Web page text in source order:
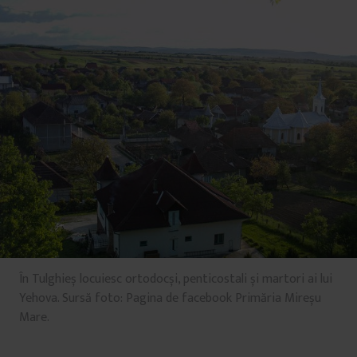
În Tulghieș locuiesc ortodocși, penticostali și martori ai lui
Yehova. Sursă foto: Pagina de facebook Primăria Mireșu
Mare.